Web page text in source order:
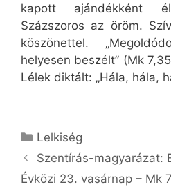
kapott ajándékként
Százszoros az öröm.
köszönettel.
helyesen beszélt” (Mk
Lélek diktált: „Hála, hála,
Kategória
Lelkiség
Szentírás-magyarázat:
Évközi 23. vasárnap – Mk